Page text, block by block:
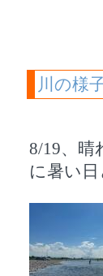
川の様
8/19、晴
に暑い